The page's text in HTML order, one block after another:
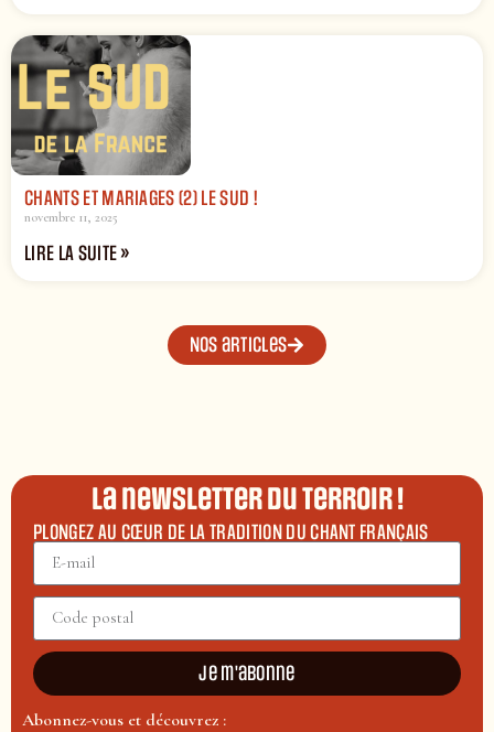
CHANTS ET MARIAGES (2) LE SUD !
novembre 11, 2025
LIRE LA SUITE »
Nos articles
La newsletter du terroir !
PLONGEZ AU CŒUR DE LA TRADITION DU CHANT FRANÇAIS
Je m'abonne
Abonnez-vous et découvrez :